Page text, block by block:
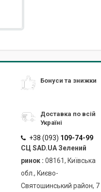
Бонуси та знижки
Доставка по всій
Україні
+38 (093) 109-74-99
СЦ SAD.UA Зелений
ринок : 08161, Київська
обл., Києво-
Святошинський район, 7